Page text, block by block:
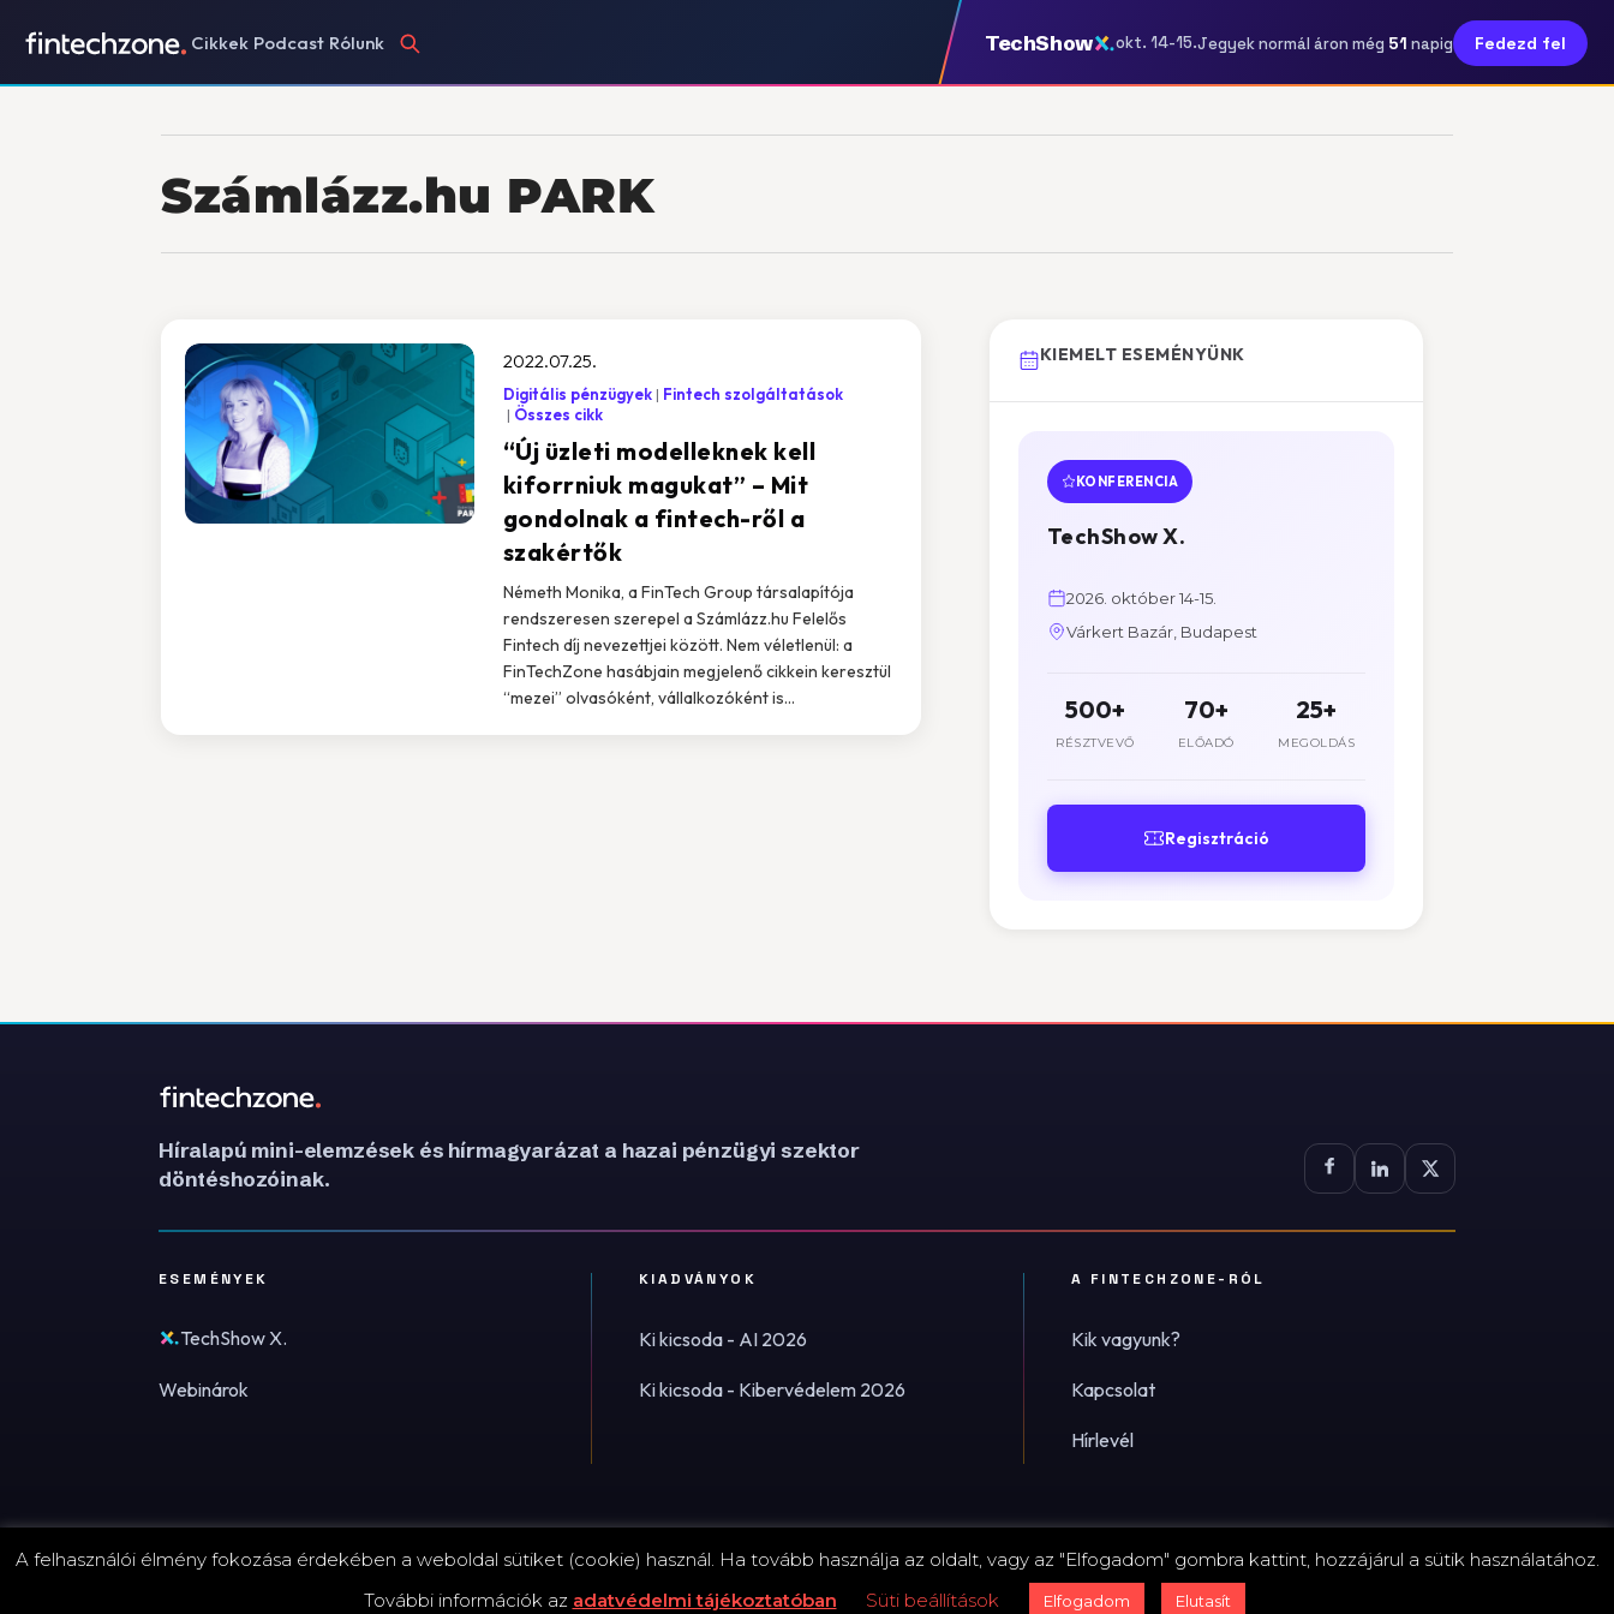
Cikkek Podcast Rólunk TechShow okt. 14-15.Jegyek normál áron még 51 napig Fedezd fel
Számlázz.hu PARK
“Új üzleti modelleknek kell
kiforrniuk magukat” – Mit
gondolnak a fintech-ről a
szakértők
2022.07.25.
Digitális pénzügyek
Fintech szolgáltatások
Összes cikk
Németh Monika, a FinTech Group társalapítója
rendszeresen szerepel a Számlázz.hu Felelős
Fintech díj nevezettjei között. Nem véletlenül: a
FinTechZone hasábjain megjelenő cikkein keresztül
“mezei” olvasóként, vállalkozóként is...
KIEMELT ESEMÉNYÜNK
KONFERENCIA
TechShow X.
2026. október 14-15.
Várkert Bazár, Budapest
500+
RÉSZTVEVŐ
70+
ELŐADÓ
25+
MEGOLDÁS
Regisztráció
Híralapú mini-elemzések és hírmagyarázat a hazai pénzügyi szektor
döntéshozóinak.
ESEMÉNYEK
TechShow X.
Webinárok
KIADVÁNYOK
Ki kicsoda - AI 2026
Ki kicsoda - Kibervédelem 2026
A FINTECHZONE-RÓL
Kik vagyunk?
Kapcsolat
Hírlevél
© 2026 FinTechZone.hu - A FinTech Group Kft. Impresszum · Adatvédelmi tájékoztató (PDF) Süti-beállítások
A felhasználói élmény fokozása érdekében a weboldal sütiket (cookie) használ. Ha tovább használja az oldalt, vagy az "Elfogadom" gombra kattint, hozzájárul a sütik használatához.
További információk az adatvédelmi tájékoztatóban Süti beállítások Elfogadom Elutasít